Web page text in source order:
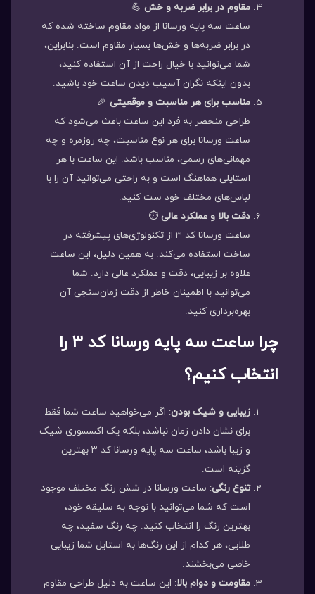
مقاوم در برابر ضربه و خش 💪
ساعت سه پایه ورسانا از مواد مقاوم ساخته شده که
در برابر ضربه‌ها و خش‌ها بسیار مقاوم است. بنابراین،
شما می‌توانید با خیال راحت از آن استفاده کنید،
بدون اینکه نگران آسیب دیدن ساعت خود باشید.
مناسب برای هر مناسبت و موقعیتی 🎉
طراحی منحصر به فرد این ساعت باعث می‌شود که
ساعت ورسانا برای هر نوع مناسبت، چه روزمره و چه
مهمانی‌های رسمی، مناسب باشد. این ساعت با هر
استایلی هماهنگ است و به راحتی می‌توانید آن را با
لباس‌های مختلف خود ست کنید.
دقت بالا و عملکرد عالی ⏱️
ساعت ورسانا کد ۳ از تکنولوژی‌های پیشرفته در
ساخت استفاده می‌کند. به همین دلیل، این ساعت
علاوه بر زیبایی، دقت و عملکرد عالی دارد. شما
می‌توانید با اطمینان خاطر از دقت زمان‌سنجی آن
بهره‌برداری کنید.
چرا ساعت سه پایه ورسانا کد ۳ را
انتخاب کنیم؟
زیبایی و شیک بودن: اگر می‌خواهید ساعت شما فقط
برای نشان دادن زمان نباشد، بلکه یک اکسسوری شیک
و زیبا باشد، ساعت سه پایه ورسانا کد ۳ بهترین
گزینه است.
تنوع رنگی: ساعت ورسانا در شش رنگ مختلف موجود
است که شما می‌توانید با توجه به سلیقه خود،
بهترین رنگ را انتخاب کنید. چه رنگ سفید، چه
طلایی، هر کدام از این رنگ‌ها به استایل شما زیبایی
خاصی می‌بخشند.
مقاومت و دوام بالا: این ساعت به دلیل طراحی مقاوم